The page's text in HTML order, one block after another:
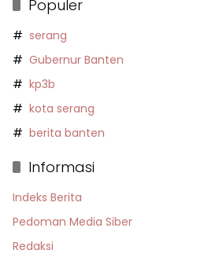
Populer
serang
Gubernur Banten
kp3b
kota serang
berita banten
Informasi
Indeks Berita
Pedoman Media Siber
Redaksi